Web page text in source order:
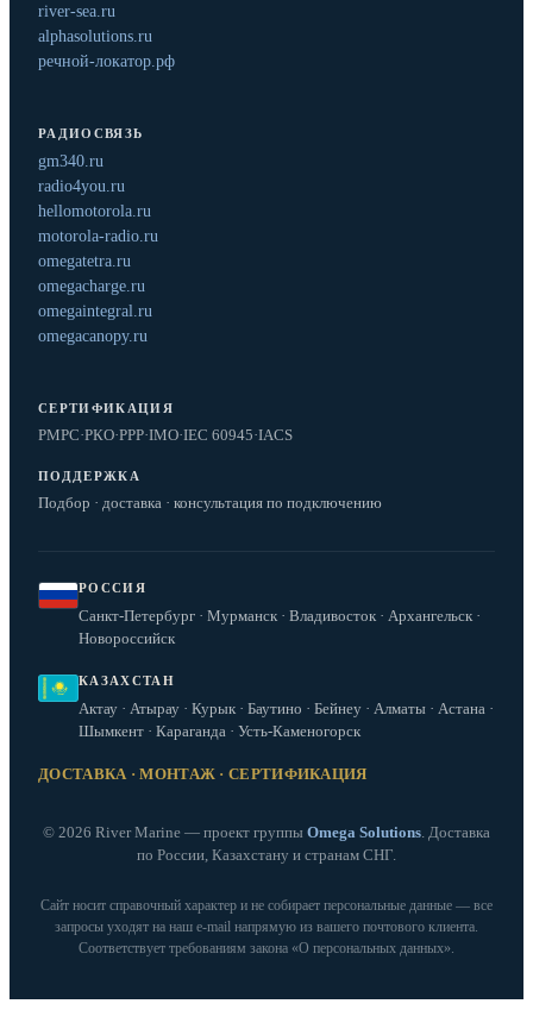
river-sea.ru
alphasolutions.ru
речной-локатор.рф
РАДИОСВЯЗЬ
gm340.ru
radio4you.ru
hellomotorola.ru
motorola-radio.ru
omegatetra.ru
omegacharge.ru
omegaintegral.ru
omegacanopy.ru
СЕРТИФИКАЦИЯ
РМРС·РКО·РРР·IMO·IEC 60945·IACS
ПОДДЕРЖКА
Подбор · доставка · консультация по подключению
РОССИЯ
Санкт-Петербург · Мурманск · Владивосток · Архангельск ·
Новороссийск
КАЗАХСТАН
Актау · Атырау · Курык · Баутино · Бейнеу · Алматы · Астана ·
Шымкент · Караганда · Усть-Каменогорск
ДОСТАВКА · МОНТАЖ · СЕРТИФИКАЦИЯ
© 2026 River Marine — проект группы Omega Solutions. Доставка
по России, Казахстану и странам СНГ.
Сайт носит справочный характер и не собирает персональные данные — все
запросы уходят на наш e‑mail напрямую из вашего почтового клиента.
Соответствует требованиям закона «О персональных данных».